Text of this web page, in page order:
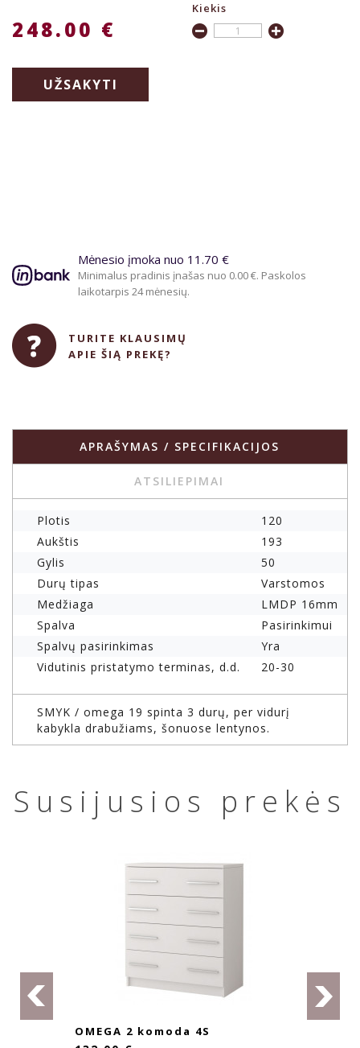
248.00 €
Kiekis
UŽSAKYTI
Mėnesio įmoka nuo 11.70 €
Minimalus pradinis įnašas nuo 0.00 €. Paskolos
laikotarpis 24 mėnesių.
TURITE KLAUSIMŲ
APIE ŠIĄ PREKĘ?
APRAŠYMAS / SPECIFIKACIJOS
ATSILIEPIMAI
Plotis
120
Aukštis
193
Gylis
50
Durų tipas
Varstomos
Medžiaga
LMDP 16mm
Spalva
Pasirinkimui
Spalvų pasirinkimas
Yra
Vidutinis pristatymo terminas, d.d.
20-30
SMYK / omega 19 spinta 3 durų, per vidurį
kabykla drabužiams, šonuose lentynos.
Susijusios prekės
2 komoda 4S